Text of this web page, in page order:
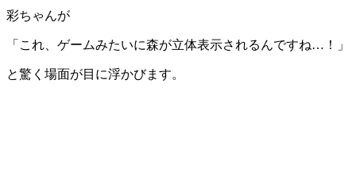
彩ちゃんが
「これ、ゲームみたいに森が立体表示されるんですね…！」
と驚く場面が目に浮かびます。